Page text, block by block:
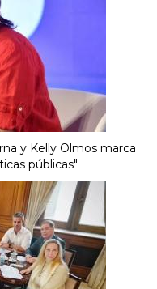
y Kelly Olmos marca
públicas"